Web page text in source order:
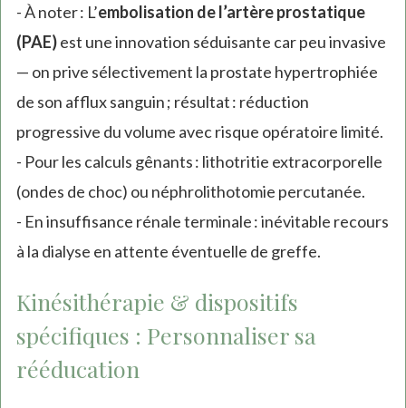
- À noter : L’embolisation de l’artère prostatique
(PAE)est une innovation séduisante car peu invasive
— on prive sélectivement la prostate hypertrophiée
de son afflux sanguin ; résultat : réduction
progressive du volume avec risque opératoire limité.
- Pour les calculs gênants : lithotritie extracorporelle
(ondes de choc) ou néphrolithotomie percutanée.
- En insuffisance rénale terminale : inévitable recours
à la dialyse en attente éventuelle de greffe.
Kinésithérapie & dispositifs
spécifiques : Personnaliser sa
rééducation